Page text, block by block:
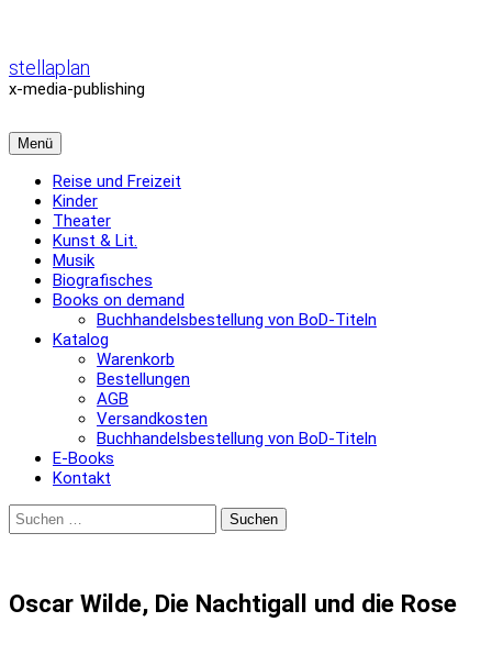
überspringen
stellaplan
x-media-publishing
Menü
Reise und Freizeit
Kinder
Theater
Kunst & Lit.
Musik
Biografisches
Books on demand
Buchhandelsbestellung von BoD-Titeln
Katalog
Warenkorb
Bestellungen
AGB
Versandkosten
Buchhandelsbestellung von BoD-Titeln
E-Books
Kontakt
Suchen
nach:
Oscar Wilde, Die Nachtigall und die Rose